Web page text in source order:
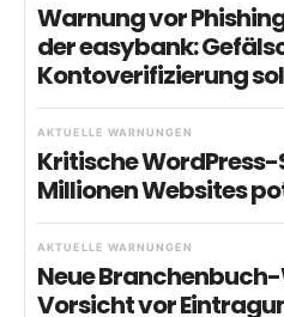
Warnung vor
der easybank:
Kontoverifizierung
AKTUELLE WARNUNGEN
Kritische
Millionen Websites
AKTUELLE WARNUNGEN
Neue Branchenbuch-
Vorsicht vor